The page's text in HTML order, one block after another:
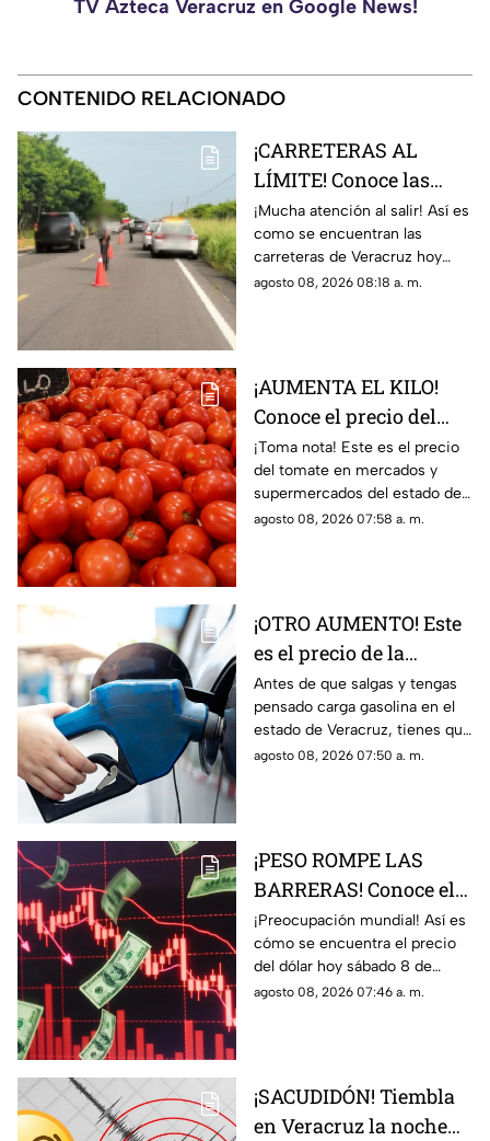
TV Azteca Veracruz en Google News!
CONTENIDO RELACIONADO
¡CARRETERAS AL
LÍMITE! Conoce las
condiciones de las
carreteras de Veracruz
hoy 8 de agosto 2026
¡Mucha atención al salir! Así es
como se encuentran las
carreteras de Veracruz hoy
sábado 8 de agosto del 2026,
agosto 08, 2026 08:18 a. m.
¡AUMENTA EL KILO!
Conoce el precio del
tomate hoy 8 de agosto
2026 en Veracruz
¡Toma nota! Este es el precio
del tomate en mercados y
supermercados del estado de
Veracruz hoy sábado 8 de
agosto 08, 2026 07:58 a. m.
¡OTRO AUMENTO! Este
es el precio de la
gasolina en Veracruz
hoy 8 de agosto 2026
Antes de que salgas y tengas
pensado carga gasolina en el
estado de Veracruz, tienes que
saber los precio hoy sábado 8
agosto 08, 2026 07:50 a. m.
¡PESO ROMPE LAS
BARRERAS! Conoce el
precio del dólar hoy 8
de agosto 2026 en
Veracruz
¡Preocupación mundial! Así es
cómo se encuentra el precio
del dólar hoy sábado 8 de
agosto del 2026 en bancos de
agosto 08, 2026 07:46 a. m.
¡SACUDIDÓN! Tiembla
en Veracruz la noche